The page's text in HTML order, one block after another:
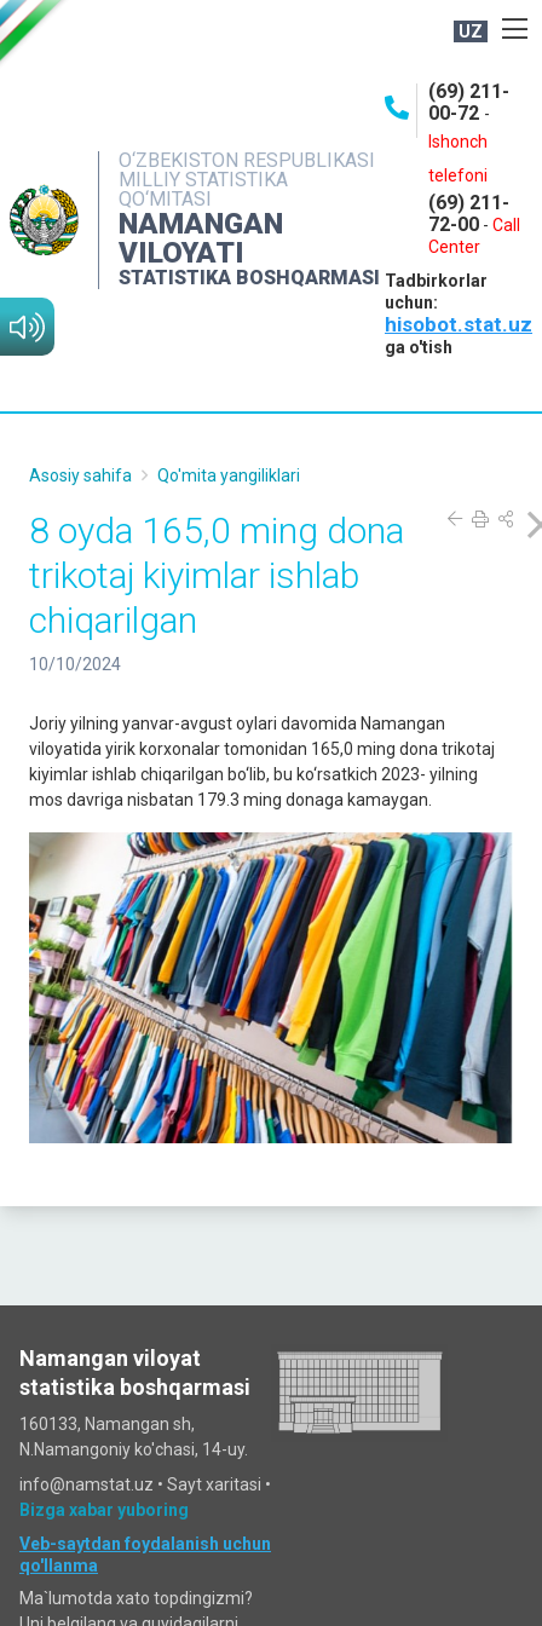
UZ
O‘ZBEKISTON RESPUBLIKASI
MILLIY STATISTIKA
QO‘MITASI
NAMANGAN
VILOYATI
STATISTIKA BOSHQARMASI
(69) 211-
00-72 -
Ishonch
telefoni
(69) 211-
72-00 - Call
Center
Tadbirkorlar
uchun:
hisobot.stat.uz
ga o'tish
NASHRLAR
INTERAKTIV XIZMATLAR
MATBUOT XIZMATI
MUROJAATLAR
Asosiy sahifa Qo'mita yangiliklari
8 oyda 165,0 ming dona
trikotaj kiyimlar ishlab
chiqarilgan
10/10/2024
Joriy yilning yanvar-avgust oylari davomida Namangan
viloyatida yirik korxonalar tomonidan 165,0 ming dona trikotaj
kiyimlar ishlab chiqarilgan bo‘lib, bu ko‘rsatkich 2023- yilning
mos davriga nisbatan 179.3 ming donaga kamaygan.
Namangan viloyat
statistika boshqarmasi
160133, Namangan sh,
N.Namangoniy ko'chasi, 14-uy.
info@namstat.uz • Sayt xaritasi •
Bizga xabar yuboring
Veb-saytdan foydalanish uchun
qo'llanma
Ma`lumotda xato topdingizmi?